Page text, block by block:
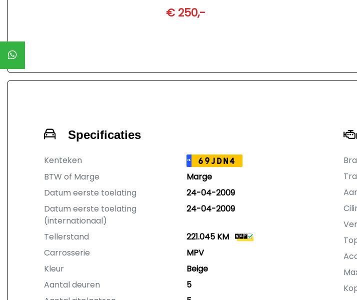
€ 250,-
Specificaties
Kenteken NL 69JDN4
BTW of Marge
Marge
Datum eerste toelating
24-04-2009
Datum eerste toelating
(internationaal)
24-04-2009
Tellerstand
221.045 KM
Carrosserie
MPV
Kleur
Beige
Aantal deuren
5